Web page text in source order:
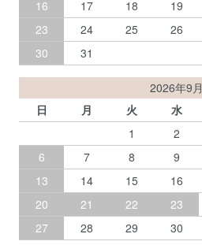
16 17 18 19
23
24 25 26
30
31
2026年9月
日
月 火 水
1
2
6
7 8 9
13
14 15 16
20
21 22 23
27
28 29 30